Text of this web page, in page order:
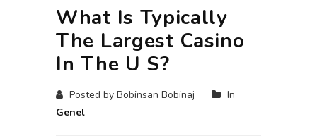
What Is Typically
The Largest Casino
In The U S?
Posted by Bobinsan Bobinaj
In
Genel